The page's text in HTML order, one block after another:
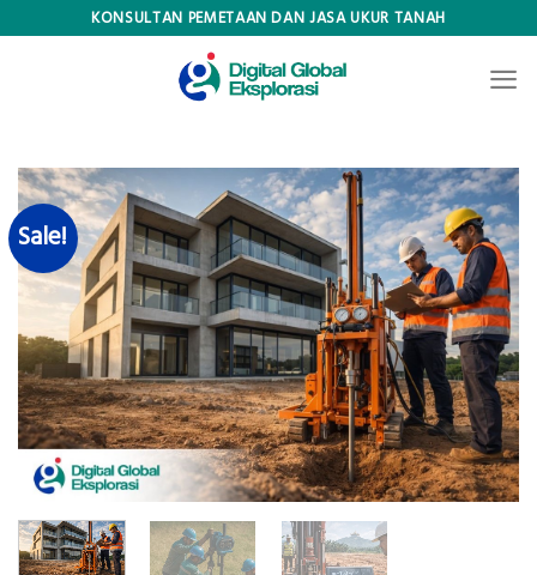
KONSULTAN PEMETAAN DAN JASA UKUR TANAH
Sale!